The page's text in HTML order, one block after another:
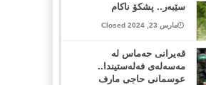
سێبەر.. پشکۆ ناکام
مارس 23, 2024 Closed
قەیرانی حەماس لە
مەسەلەی فەلەستیندا..
عوسمانی حاجی مارف